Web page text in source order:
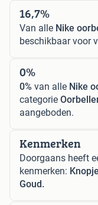
16,7%
Van alle Nike
beschikbaar voor
0%
0% van alle Nike
categorie
aangeboden.
Kenmerken
Doorgaans heeft
kenmerken:
Goud.